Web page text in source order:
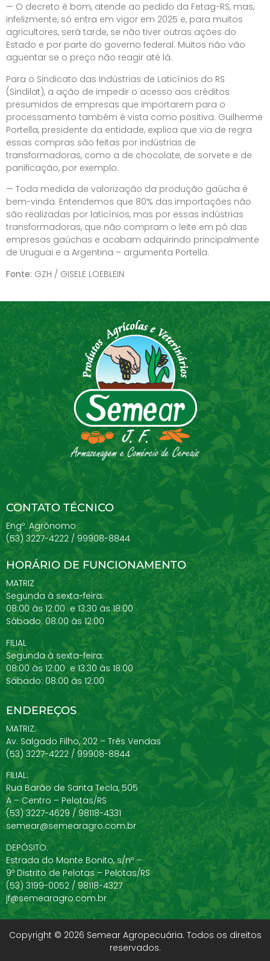
— O decreto é bom, atende ao pedido da Fetag-RS, mas,
infelizmente, só entra em vigor em 2025 e, para muitos
agricultores, será tarde, se não tiver outras ações do
Estado e por parte do governo federal. Muitos não vão
aguentar se o preço não reagir até lá.
Para o Sindicato das Indústrias de Laticínios do RS
(Sindilat), a ação de impedir o acesso aos créditos
presumidos de empresas que importarem para o
processamento também é vista como positiva. Guilherme
Portella, presidente da entidade, explica que via de regra
essas compras são feitas por indústrias de
transformadoras, como a de chocolate, de sorvete e de
panificação, por exemplo.
— Toda medida de valorização da produção gaúcha é
bem-vinda. Entendemos que 80% das importações não
são realizadas por laticínios, mas por essas indústrias
transformadoras, que não compram o leite em pó das
empresas gaúchas e acabam adquirindo principalmente
de Uruguai e a Argentina – argumenta Portella.
Fonte: GZH / GISELE LOEBLEIN
CONTATO TÉCNICO
Engº. Agrônomo
(53) 3227-4222 / 99908-8844
HORÁRIO DE FUNCIONAMENTO
MATRIZ
Segunda à sexta-feira:
08:00 às 12:00 e 13:30 às 18:00
Sábado: 08:00 às 12:00
FILIAL
Segunda à sexta-feira:
08:00 às 12:00 e 13:30 às 18:00
Sábado: 08:00 às 12:00
ENDEREÇOS
MATRIZ:
Av. Salgado Filho, 202 – Três Vendas
(53) 3227-4222 / 99908-8844
FILIAL:
Rua Barão de Santa Tecla, 505
A – Centro – Pelotas/RS
(53) 3227-4629 / 98118-4331
semear@semearagro.com.br
DEPÓSITO:
Estrada do Monte Bonito, s/nº –
9º Distrito de Pelotas – Pelotas/RS
(53) 3199-0052 / 98118-4327
jf@semearagro.com.br
Copyright © 2026 Semear Agropecuária. Todos os direitos
reservados.